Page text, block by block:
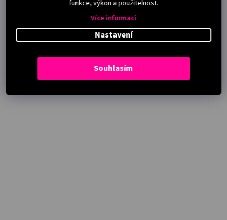
funkce, výkon a použitelnost.
Více informací
Nastavení
Souhlasím